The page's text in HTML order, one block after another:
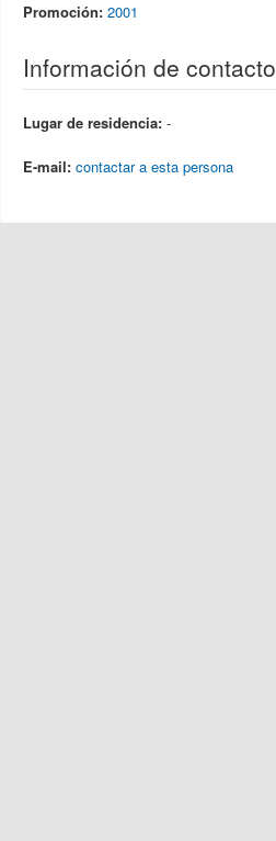
Promoción: 2001
Información de contacto
Lugar de residencia: -
E-mail: contactar a esta persona